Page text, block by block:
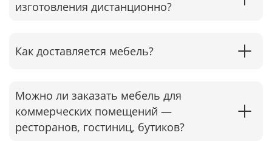
изготовления дистанционно?
Как доставляется мебель?
Можно ли заказать мебель для
коммерческих помещений —
ресторанов, гостиниц, бутиков?